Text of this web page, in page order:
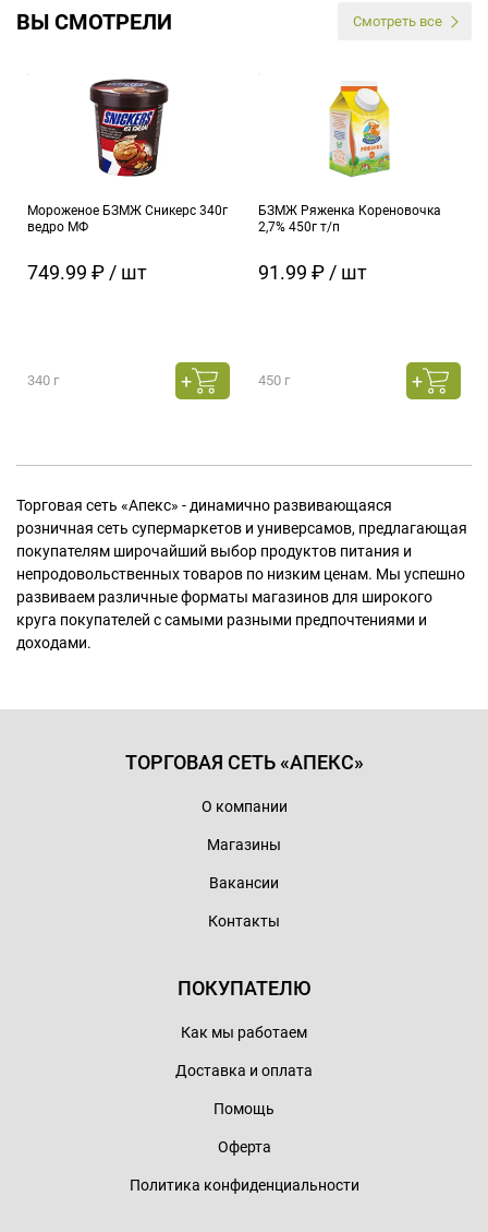
ВЫ СМОТРЕЛИ Смотреть все
Мороженое БЗМЖ Сникерс 340г
ведро МФ
749.99 ₽ / шт
340 г
БЗМЖ Ряженка Кореновочка
2,7% 450г т/п
91.99 ₽ / шт
450 г
Торговая сеть «Апекс» - динамично развивающаяся
розничная сеть супермаркетов и универсамов, предлагающая
покупателям широчайший выбор продуктов питания и
непродовольственных товаров по низким ценам. Мы успешно
развиваем различные форматы магазинов для широкого
круга покупателей с самыми разными предпочтениями и
доходами.
ТОРГОВАЯ СЕТЬ «АПЕКС»
О компании
Магазины
Вакансии
Контакты
ПОКУПАТЕЛЮ
Как мы работаем
Доставка и оплата
Помощь
Оферта
Политика конфиденциальности